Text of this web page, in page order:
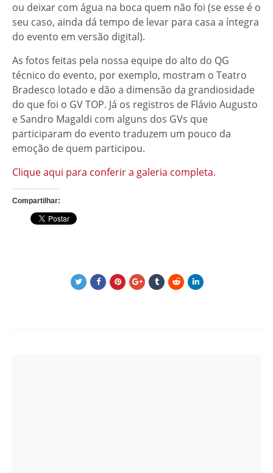
ou deixar com água na boca quem não foi (se esse é o
seu caso, ainda dá tempo de levar para casa a íntegra
do evento em versão digital).
As fotos feitas pela nossa equipe do alto do QG
técnico do evento, por exemplo, mostram o Teatro
Bradesco lotado e dão a dimensão da grandiosidade
do que foi o GV TOP. Já os registros de Flávio Augusto
e Sandro Magaldi com alguns dos GVs que
participaram do evento traduzem um pouco da
emoção de quem participou.
Clique aqui para conferir a galeria completa.
Compartilhar: